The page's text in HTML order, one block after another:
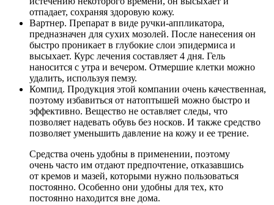
отпадает, сохраняя здоровую кожу.
Вартнер. Препарат в виде ручки-аппликатора,
предназначен для сухих мозолей. После нанесения он
быстро проникает в глубокие слои эпидермиса и
высыхает. Курс лечения составляет 4 дня. Гель
наносится с утра и вечером. Отмершие клетки можно
удалить, используя пемзу.
Компид. Продукция этой компании очень качественная,
поэтому избавиться от натоптышей можно быстро и
эффективно. Вещество не оставляет следы, что
позволяет надевать обувь без носков. И также средство
позволяет уменьшить давление на кожу и ее трение.
Средства очень удобны в применении, поэтому
очень часто им отдают предпочтение, отказавшись
от кремов и мазей, которыми нужно пользоваться
постоянно. Особенно они удобны для тех, кто
постоянно находится вне дома.